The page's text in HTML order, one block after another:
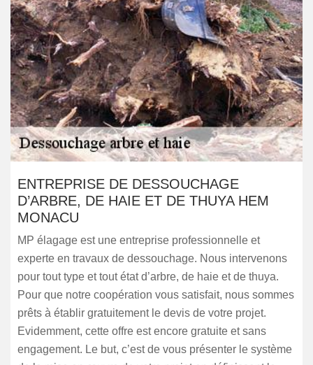
ENTREPRISE DE DESSOUCHAGE
D’ARBRE, DE HAIE ET DE THUYA HEM
MONACU
MP élagage est une entreprise professionnelle et
experte en travaux de dessouchage. Nous intervenons
pour tout type et tout état d’arbre, de haie et de thuya.
Pour que notre coopération vous satisfait, nous sommes
prêts à établir gratuitement le devis de votre projet.
Evidemment, cette offre est encore gratuite et sans
engagement. Le but, c’est de vous présenter le système